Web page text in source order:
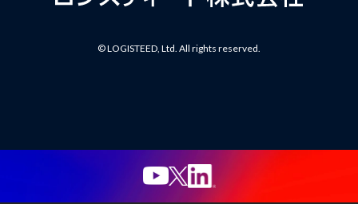
© LOGISTEED, Ltd. All rights reserved.